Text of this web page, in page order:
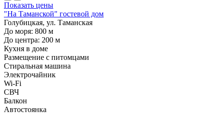
Показать цены
"На Таманской" гостевой дом
Голубицкая, ул. Таманская
До моря: 800 м
До центра: 200 м
Кухня в доме
Размещение с питомцами
Стиральная машина
Электрочайник
Wi-Fi
СВЧ
Балкон
Автостоянка